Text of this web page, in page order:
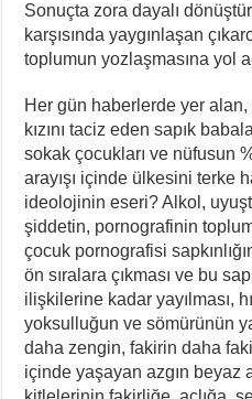
Sonuçta zora dayalı
karşısında yaygınlaşan
toplumun yozlaşmasına yol
Her gün haberlerde yer alan,
kızını taciz eden sapık
sokak çocukları ve nüfusun
arayışı içinde ülkesini terke
ideolojinin eseri? Alkol,
şiddetin, pornografinin
çocuk pornografisi
ön sıralara çıkması ve bu
ilişkilerine kadar yayılması,
yoksulluğun ve sömürünün
daha zengin, fakirin daha
içinde yaşayan azgın beyaz